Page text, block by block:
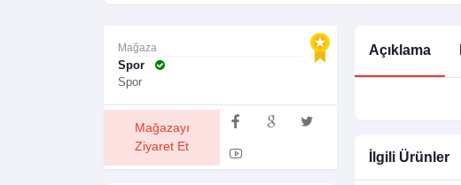
Mağaza
Spor
Spor
Mağazayı
Ziyaret Et
Açıklama
İlgili Ürünler